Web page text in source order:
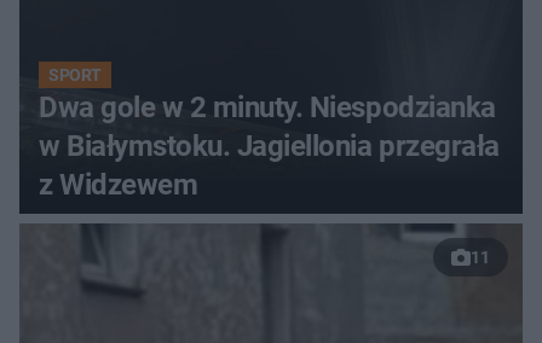
SPORT
Dwa gole w 2 minuty. Niespodzianka
w Białymstoku. Jagiellonia przegrała
z Widzewem
11